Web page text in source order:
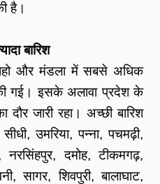
है।
बारिश
और मंडला में सबसे अधिक
गई। इसके अलावा प्रदेश के
दौर जारी रहा। अच्छी बारिश
उमरिया, पन्ना, पचमढ़ी,
नरसिंहपुर, दमोह, टीकमगढ़,
सागर, शिवपुरी, बालाघाट,